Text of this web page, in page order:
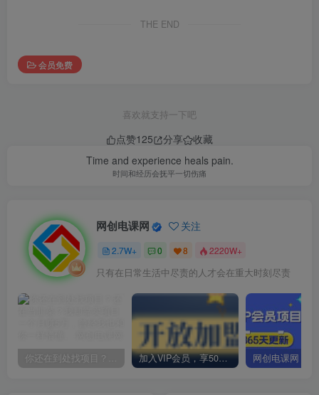
THE END
会员免费
喜欢就支持一下吧
点赞125 分享
收藏
Time and experience heals pain.
时间和经历会抚平一切伤痛
网创电课网 关注
2.7W+ 0 8 2220W+
只有在日常生活中尽责的人才会在重大时刻尽责
你还在到处找项目？还在当韭菜？我却靠卖项目一个月赚5万，曾经我也和你一样懵懂。 加入VIP会员，享50%的推广提成，免费学习多种网上创业课程，菜鸟秒变大神！